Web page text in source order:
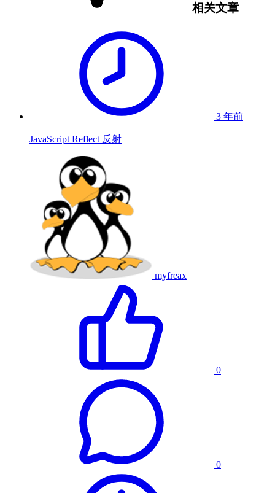
相关文章
3 年前
JavaScript Reflect 反射
myfreax
0
0